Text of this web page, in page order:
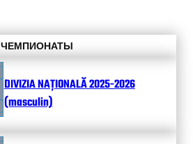
ЧЕМПИОНАТЫ
DIVIZIA NAȚIONALĂ 2025-2026
(masculin)